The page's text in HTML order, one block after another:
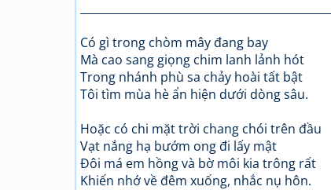
Có gì trong chòm mây đang bay
Mà cao sang giọng chim lanh lảnh hót
Trong nhánh phù sa chảy hoài tất bật
Tôi tìm mùa hè ẩn hiện dưới dòng sâu.
Hoặc có chi mặt trời chang chói trên đầu
Vạt nắng hạ bướm ong đi lấy mật
Đôi má em hồng và bờ môi kia trông rất
Khiến nhớ về đêm xuống, nhắc nụ hôn.